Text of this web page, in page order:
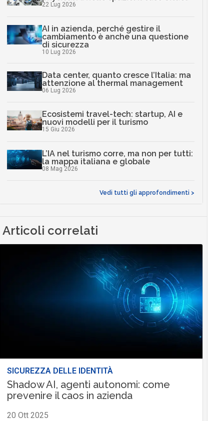
22 Lug 2026
AI in azienda, perché gestire il
cambiamento è anche una questione
di sicurezza
10 Lug 2026
Data center, quanto cresce l’Italia: ma
attenzione al thermal management
06 Lug 2026
Ecosistemi travel-tech: startup, AI e
nuovi modelli per il turismo
15 Giu 2026
L’IA nel turismo corre, ma non per tutti:
la mappa italiana e globale
08 Mag 2026
Vedi tutti gli approfondimenti >
Articoli correlati
SICUREZZA DELLE IDENTITÀ
Shadow AI, agenti autonomi: come
prevenire il caos in azienda
20 Ott 2025